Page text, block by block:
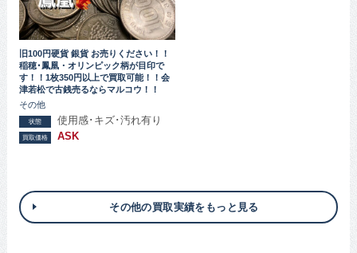
旧100円硬貨 銀貨 お売りください！！
稲穂･鳳凰・オリンピック柄が目印で
す！！1枚350円以上で買取可能！！会
津若松で古銭売るならマルコウ！！
その他
状態 使用感･キズ･汚れ有り
買取価格 ASK
その他の買取実績をもっと見る